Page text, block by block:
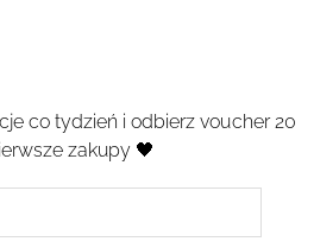
co tydzień i odbierz voucher 20
zakupy 🖤